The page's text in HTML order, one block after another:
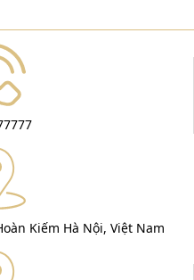
Kiếm Hà Nội, Việt Nam